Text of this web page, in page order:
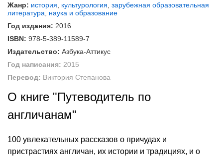
Жанр: история культурология зарубежная образовательная
литература
наука и образование
Год издания: 2016
ISBN: 978-5-389-11589-7
Издательство: Азбука-Аттикус
Год написания: 2015
Перевод: Виктория Степанова
О книге "Путеводитель по
англичанам"
100 увлекательных рассказов о причудах и
пристрастиях англичан, их истории и традициях, и о